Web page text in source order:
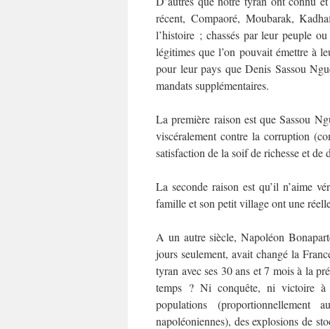
récent, Compaoré, Moubarak,
l’histoire ; chassés par leur peuple
légitimes que l’on pouvait émettre à
pour leur pays que Denis Sassou
mandats supplémentaires.
La première raison est que Sassou
viscéralement contre la corruption
satisfaction de la soif de richesse et
La seconde raison est qu’il n’aime
famille et son petit village ont une
A un autre siècle, Napoléon
jours seulement, avait changé la
tyran avec ses 30 ans et 7 mois à la
temps ? Ni conquête, ni victoire à
populations
napoléoniennes), des explosions de